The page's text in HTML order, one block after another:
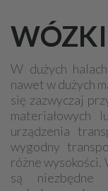
W dużych
nawet w dużych
się zazwyczaj
materiałowych
urządzenia
wygodny
różne
są niezbędne